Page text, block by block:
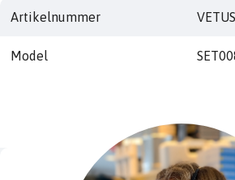
Artikelnummer
Model